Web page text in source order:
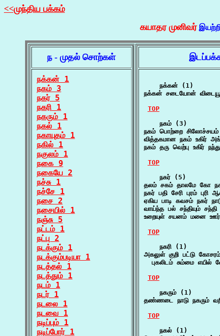
<<முந்திய பக்கம்
கயாதர முனிவர்
ந - முதல் சொற்கள்
நக்கன் 1
நகம் 3
நகர் 5
நகரி 1
நகரும் 1
நகல் 1
நகாயுதம் 1
நகில் 1
நகுலம் 1
நகை 9
நகையே 2
நச்சு 1
நச்சே 1
நசை 2
நசையில் 1
நஞ்சு 5
நட்டம் 1
நட்பு 2
நடக்கும் 1
நடக்கும்படியா 1
நடத்தல் 1
நடத்தும் 1
நடம் 1
நடர் 1
நடலை 1
நடவை 1
நடிப்பும் 1
நடிப்போர் 1
    நக்கன் (1)
நக்கன் சடையோன்
TOP
    நகம் (3)
நகம் பொற்றை சிலோச்சயம்
வித்தகமான நகம் உகிர்
நகம் தரு வெற்பு உகிர்
TOP
    நகர் (5)
தலம் சகம் தாலமே கோ
நகர் பதி சேரி புரம்
ஏகிய பாடி கவசம் நகர்
வாய்ந்த பல் சந்தியும்
உறையுள் சயனம் மனை ஊர்
TOP
    நகரி (1)
அகலுள் குறி பட்டு
புகலிடம் சும்மை எயில்
TOP
    நகரும் (1)
தண்ணடை நாடு நகரும்
TOP
    நகல் (1)